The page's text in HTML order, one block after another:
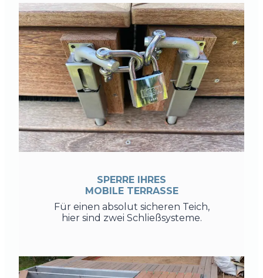
SPERRE IHRES
MOBILE TERRASSE
Für einen absolut sicheren Teich,
hier sind zwei Schließsysteme.